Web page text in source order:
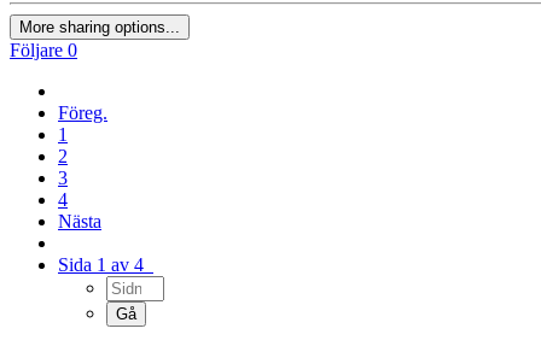
More sharing options...
Följare 0
Föreg.
1
2
3
4
Nästa
Sida 1 av 4